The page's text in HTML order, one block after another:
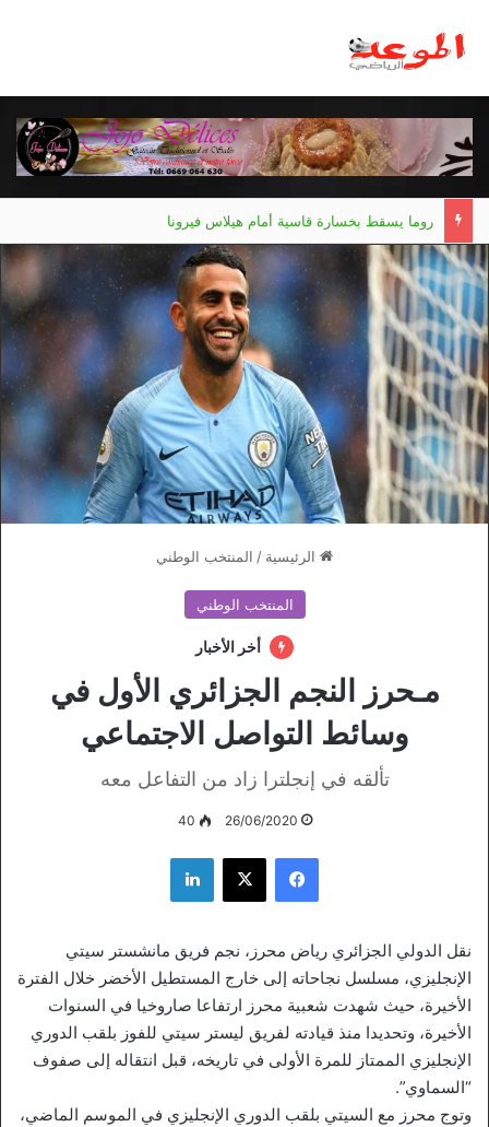
الرئيسية / المنتخب الوطني
المنتخب الوطني
أخر الأخبار
مـحرز النجم الجزائري الأول في
وسائط التواصل الاجتماعي
تألقه في إنجلترا زاد من التفاعل معه
26/06/2020
40
فيسبوك ‫X لينكدإن
نقل الدولي الجزائري رياض محرز، نجم فريق مانشستر سيتي
الإنجليزي، مسلسل نجاحاته إلى خارج المستطيل الأخضر خلال الفترة
الأخيرة، حيث شهدت شعبية محرز ارتفاعا صاروخيا في السنوات
الأخيرة، وتحديدا منذ قيادته لفريق ليستر سيتي للفوز بلقب الدوري
الإنجليزي الممتاز للمرة الأولى في تاريخه، قبل انتقاله إلى صفوف
“السماوي”.
وتوج محرز مع السيتي بلقب الدوري الإنجليزي في الموسم الماضي،